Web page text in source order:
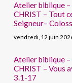
Atelier biblique
CHRIST – Tout
Seigneur–
vendredi, 12 juin
Atelier biblique
CHRIST – Vous
3.1-17